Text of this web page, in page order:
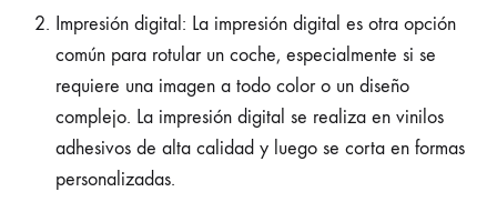
Impresión digital: La impresión digital es otra opción
común para rotular un coche, especialmente si se
requiere una imagen a todo color o un diseño
complejo. La impresión digital se realiza en vinilos
adhesivos de alta calidad y luego se corta en formas
personalizadas.